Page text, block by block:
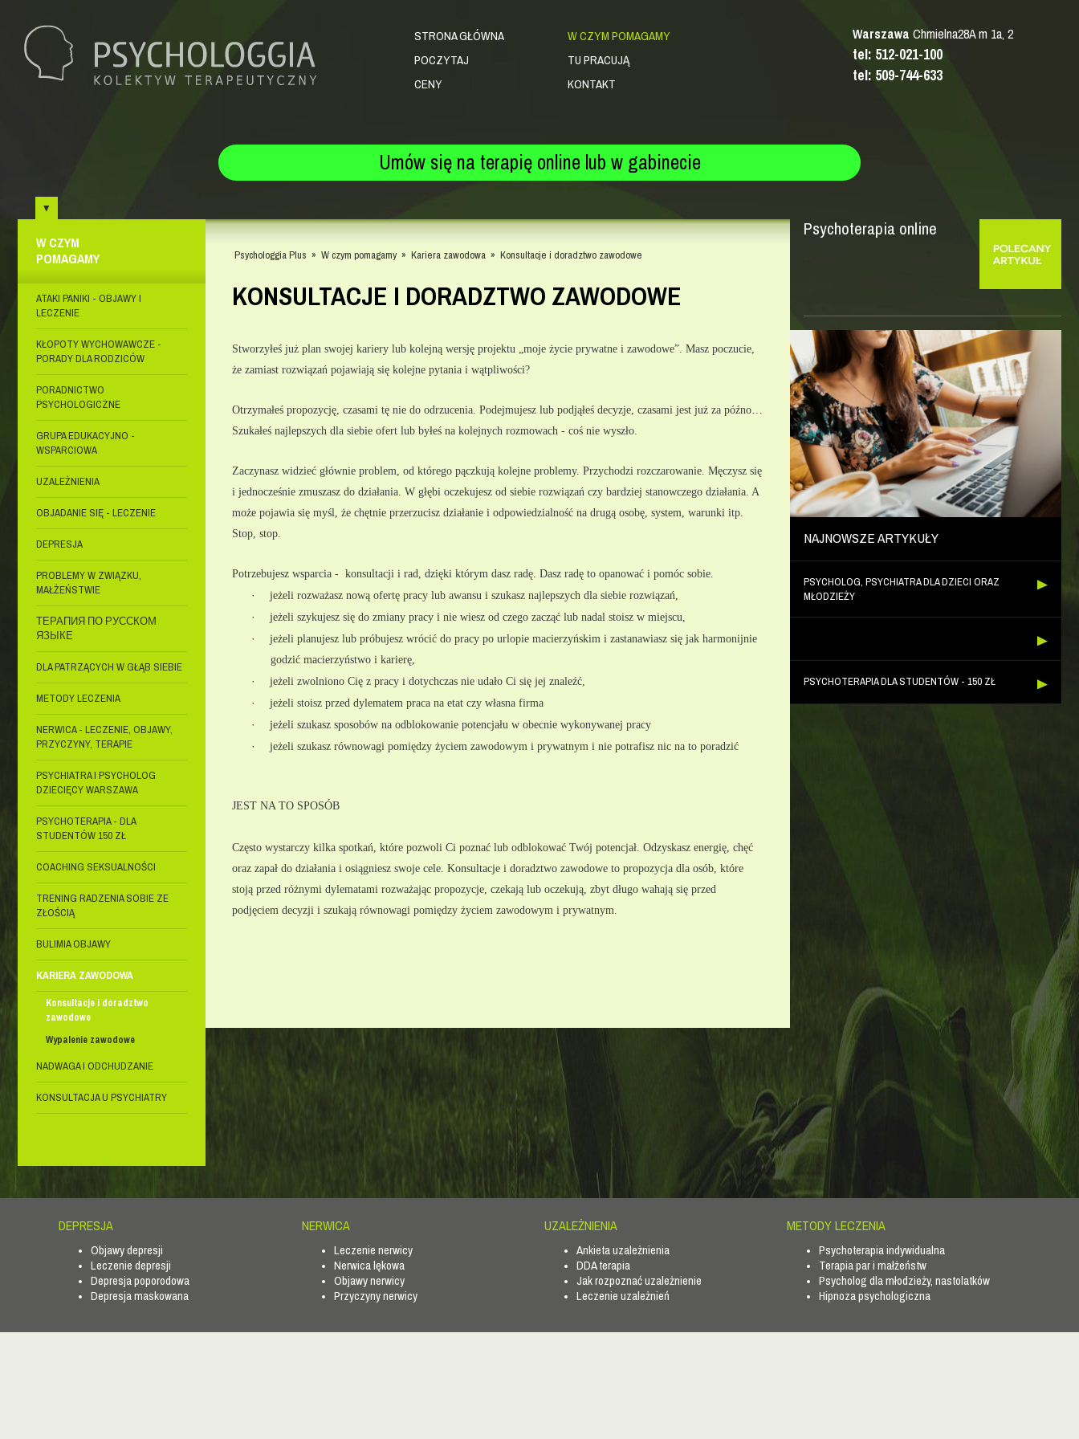
STRONA GŁÓWNA
W CZYM POMAGAMY
POCZYTAJ
TU PRACUJĄ
CENY
KONTAKT
Warszawa Chmielna28A m 1a, 2
tel: 512-021-100
tel: 509-744-633
Umów się na terapię online lub w gabinecie
W CZYM
POMAGAMY
ATAKI PANIKI - OBJAWY I
LECZENIE
KŁOPOTY WYCHOWAWCZE -
PORADY DLA RODZICÓW
PORADNICTWO
PSYCHOLOGICZNE
GRUPA EDUKACYJNO -
WSPARCIOWA
UZALEŻNIENIA
OBJADANIE SIĘ - LECZENIE
DEPRESJA
PROBLEMY W ZWIĄZKU,
MAŁŻEŃSTWIE
ТЕРАПИЯ ПО РУССКОМ
ЯЗЫКЕ
DLA PATRZĄCYCH W GŁĄB SIEBIE
METODY LECZENIA
NERWICA - LECZENIE, OBJAWY,
PRZYCZYNY, TERAPIE
PSYCHIATRA I PSYCHOLOG
DZIECIĘCY WARSZAWA
PSYCHOTERAPIA - DLA
STUDENTÓW 150 ZŁ
COACHING SEKSUALNOŚCI
TRENING RADZENIA SOBIE ZE
ZŁOŚCIĄ
BULIMIA OBJAWY
KARIERA ZAWODOWA
Konsultacje i doradztwo
zawodowe
Wypalenie zawodowe
NADWAGA I ODCHUDZANIE
KONSULTACJA U PSYCHIATRY
Psychologgia Plus » W czym pomagamy » Kariera zawodowa » Konsultacje i doradztwo zawodowe
KONSULTACJE I DORADZTWO ZAWODOWE
Stworzyłeś już plan swojej kariery lub kolejną wersję projektu „moje życie prywatne i zawodowe”. Masz poczucie,
że zamiast rozwiązań pojawiają się kolejne pytania i wątpliwości?
Otrzymałeś propozycję, czasami tę nie do odrzucenia. Podejmujesz lub podjąłeś decyzje, czasami jest już za późno…
Szukałeś najlepszych dla siebie ofert lub byłeś na kolejnych rozmowach - coś nie wyszło.
Zaczynasz widzieć głównie problem, od którego pączkują kolejne problemy. Przychodzi rozczarowanie. Męczysz się
i jednocześnie zmuszasz do działania. W głębi oczekujesz od siebie rozwiązań czy bardziej stanowczego działania. A
może pojawia się myśl, że chętnie przerzucisz działanie i odpowiedzialność na drugą osobę, system, warunki itp.
Stop, stop.
Potrzebujesz wsparcia -  konsultacji i rad, dzięki którym dasz radę. Dasz radę to opanować i pomóc sobie.
· jeżeli rozważasz nową ofertę pracy lub awansu i szukasz najlepszych dla siebie rozwiązań,
· jeżeli szykujesz się do zmiany pracy i nie wiesz od czego zacząć lub nadal stoisz w miejscu,
·
jeżeli planujesz lub próbujesz wrócić do pracy po urlopie macierzyńskim i zastanawiasz się jak harmonijnie
godzić macierzyństwo i karierę,
· jeżeli zwolniono Cię z pracy i dotychczas nie udało Ci się jej znaleźć,
· jeżeli stoisz przed dylematem praca na etat czy własna firma
· jeżeli szukasz sposobów na odblokowanie potencjału w obecnie wykonywanej pracy
· jeżeli szukasz równowagi pomiędzy życiem zawodowym i prywatnym i nie potrafisz nic na to poradzić
JEST NA TO SPOSÓB
Często wystarczy kilka spotkań, które pozwoli Ci poznać lub odblokować Twój potencjał. Odzyskasz energię, chęć
oraz zapał do działania i osiągniesz swoje cele. Konsultacje i doradztwo zawodowe to propozycja dla osób, które
stoją przed różnymi dylematami rozważając propozycje, czekają lub oczekują, zbyt długo wahają się przed
podjęciem decyzji i szukają równowagi pomiędzy życiem zawodowym i prywatnym.
Psychoterapia online
NAJNOWSZE ARTYKUŁY
PSYCHOLOG, PSYCHIATRA DLA DZIECI ORAZ
MŁODZIEŻY
PSYCHOTERAPIA DLA STUDENTÓW - 150 ZŁ
DEPRESJA
Objawy depresji
Leczenie depresji
Depresja poporodowa
Depresja maskowana
NERWICA
Leczenie nerwicy
Nerwica lękowa
Objawy nerwicy
Przyczyny nerwicy
UZALEŻNIENIA
Ankieta uzależnienia
DDA terapia
Jak rozpoznać uzależnienie
Leczenie uzależnień
METODY LECZENIA
Psychoterapia indywidualna
Terapia par i małżeństw
Psycholog dla młodzieży, nastolatków
Hipnoza psychologiczna